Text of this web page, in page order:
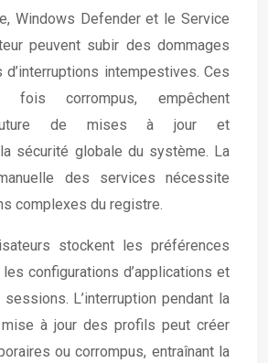
Windows Defender et le Service
peuvent subir des dommages
intempestives. Ces
fois corrompus, empêchent
future de mises à jour et
sécurité globale du système. La
des services nécessite
complexes du registre.
stockent les préférences
configurations d’applications et
L’interruption pendant la
à jour des profils peut créer
ou corrompus, entraînant la